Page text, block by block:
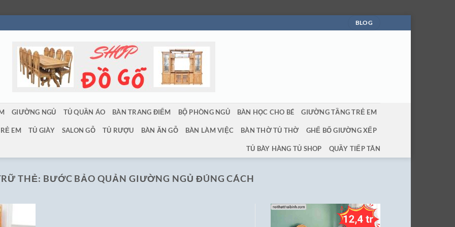
BLOG
GIƯỜNG NGỦ TỦ QUẦN ÁO BÀN TRANG ĐIỂM BỘ PHÒNG NGỦ BÀN HỌC CHO BÉ GIƯỜNG TẦNG TRẺ EM
EM TỦ GIÀY SALON GỖ TỦ RƯỢU BÀN ĂN GỖ BÀN LÀM VIỆC BÀN THỜ TỦ THỜ GHẾ BỐ GIƯỜNG XẾP
TỦ BÀY HÀNG TỦ SHOP QUẦY TIẾP TÂN
THẺ: BƯỚC BẢO QUẢN GIƯỜNG NGỦ ĐÚNG CÁCH